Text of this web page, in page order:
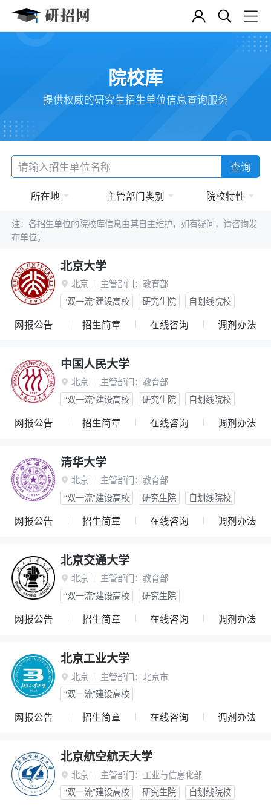
院校库
提供权威的研究生招生单位信息查询服务
查询
所在地 主管部门类别 院校特性
注：各招生单位的院校库信息由其自主维护，如有疑问，请咨询发
布单位。
北京大学
 北京 主管部门： 教育部
“双一流”建设高校
研究生院 自划线院校
网报公告 招生简章 在线咨询 调剂办法
中国人民大学
 北京 主管部门： 教育部
“双一流”建设高校
研究生院 自划线院校
网报公告 招生简章 在线咨询 调剂办法
清华大学
 北京 主管部门： 教育部
“双一流”建设高校
研究生院 自划线院校
网报公告 招生简章 在线咨询 调剂办法
北京交通大学
 北京 主管部门： 教育部
“双一流”建设高校
研究生院
网报公告 招生简章 在线咨询 调剂办法
北京工业大学
 北京 主管部门： 北京市
“双一流”建设高校
网报公告 招生简章 在线咨询 调剂办法
北京航空航天大学
 北京 主管部门： 工业与信息化部
“双一流”建设高校
研究生院 自划线院校